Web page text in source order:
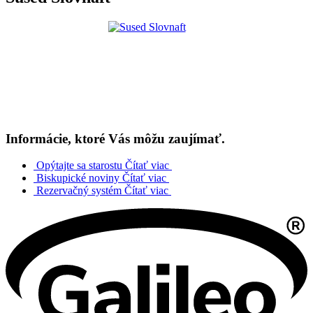
Informácie, ktoré Vás môžu zaujímať.
Opýtajte sa starostu Čítať viac
Biskupické noviny Čítať viac
Rezervačný systém Čítať viac